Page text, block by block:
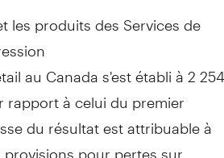
les produits des Services de
au Canadas'est établi à 2 254
rapport à celui du premier
du résultat est attribuable à
pour pertes sur